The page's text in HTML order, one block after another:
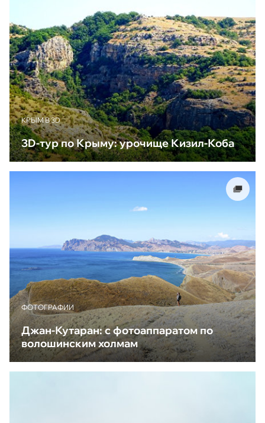
КРЫМ В 3D
3D-тур по Крыму: урочище Кизил-Коба
ФОТОГРАФИИ
Джан-Кутаран: с фотоаппаратом по
волошинским холмам